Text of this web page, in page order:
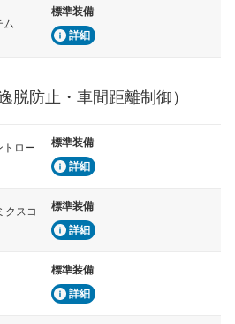
に行うためにインテリジェンスパーキン
サイドブラインドモニターなどが装備さ
されています。
ム
標準装備
詳細
脱防止・車間距離制御）
トロー
標準装備
詳細
クスコ
標準装備
詳細
標準装備
詳細